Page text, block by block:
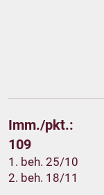
Imm./pkt.:
109
1. beh. 25/10
2. beh. 18/11